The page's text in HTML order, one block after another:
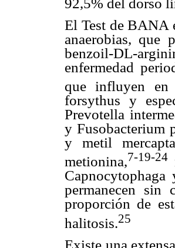
El Test de BANA
anaerobias, que
benzoil-DL-
enfermedad
que influyen
forsythus y
Prevotella
y Fusobacterium
y metil
metionina,7-19-24
permanecen sin
proporción de
halitosis.25
Existe una